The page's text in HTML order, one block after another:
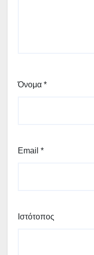
Όνομα *
Email *
Ιστότοπος